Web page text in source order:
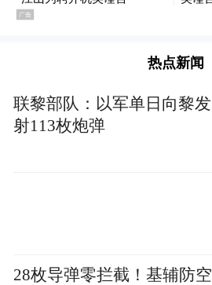
热点新闻
联黎部队：以军单日向黎发
射113枚炮弹
28枚导弹零拦截！基辅防空